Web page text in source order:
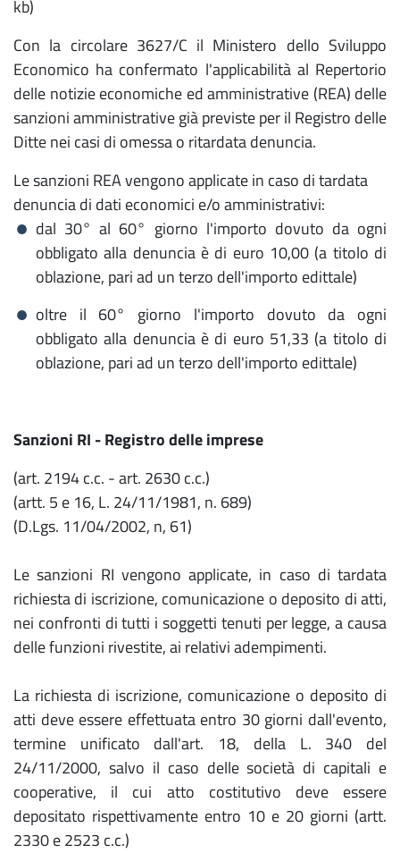
kb)
Con la circolare 3627/C il Ministero dello Sviluppo
Economico ha confermato l'applicabilità al Repertorio
delle notizie economiche ed amministrative (REA) delle
sanzioni amministrative già previste per il Registro delle
Ditte nei casi di omessa o ritardata denuncia.
Le sanzioni REA vengono applicate in caso di tardata
denuncia di dati economici e/o amministrativi:
dal 30° al 60° giorno l'importo dovuto da ogni
obbligato alla denuncia è di euro 10,00 (a titolo di
oblazione, pari ad un terzo dell'importo edittale)
oltre il 60° giorno l'importo dovuto da ogni
obbligato alla denuncia è di euro 51,33 (a titolo di
oblazione, pari ad un terzo dell'importo edittale)
Sanzioni RI - Registro delle imprese
(art. 2194 c.c. - art. 2630 c.c.)
(artt. 5 e 16, L. 24/11/1981, n. 689)
(D.Lgs. 11/04/2002, n, 61)
Le sanzioni RI vengono applicate, in caso di tardata
richiesta di iscrizione, comunicazione o deposito di atti,
nei confronti di tutti i soggetti tenuti per legge, a causa
delle funzioni rivestite, ai relativi adempimenti.
La richiesta di iscrizione, comunicazione o deposito di
atti deve essere effettuata entro 30 giorni dall'evento,
termine unificato dall'art. 18, della L. 340 del
24/11/2000, salvo il caso delle società di capitali e
cooperative, il cui atto costitutivo deve essere
depositato rispettivamente entro 10 e 20 giorni (artt.
2330 e 2523 c.c.)